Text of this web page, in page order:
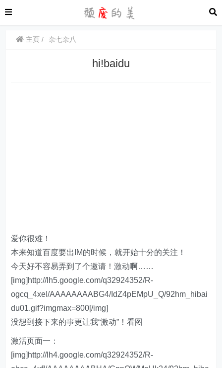
主页 杂七杂八
hi!baidu
爱你很难！
本来知道百度要出IM的时候，就开始十分的关注！
今天好不容易弄到了个邀请！激动啊……
[img]http://lh5.google.com/q32924352/R-
ogcq_4xeI/AAAAAAAABG4/IdZ4pEMpU_Q/92hm_hibai
du01.gif?imgmax=800[/img]
没想到接下来的事更让我“激动”！看图
激活页面一：
[img]http://lh4.google.com/q32924352/R-